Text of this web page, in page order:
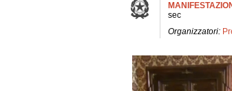
sec
Organizzatori: